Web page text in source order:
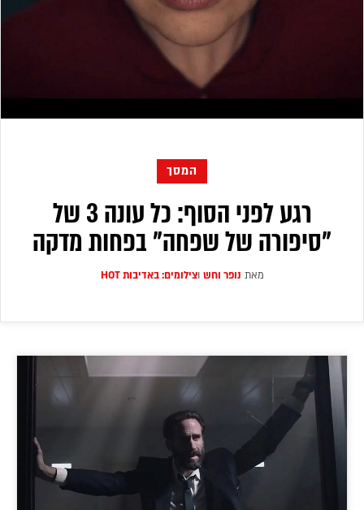
המסך
רגע לפני הסוף: כל עונה 3 של
"סיפורה של שפחה" בפחות מדקה
מאת נופר וחש וצילומים: באדיבות HOT